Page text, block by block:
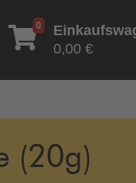
0
0,00 €
(20g)